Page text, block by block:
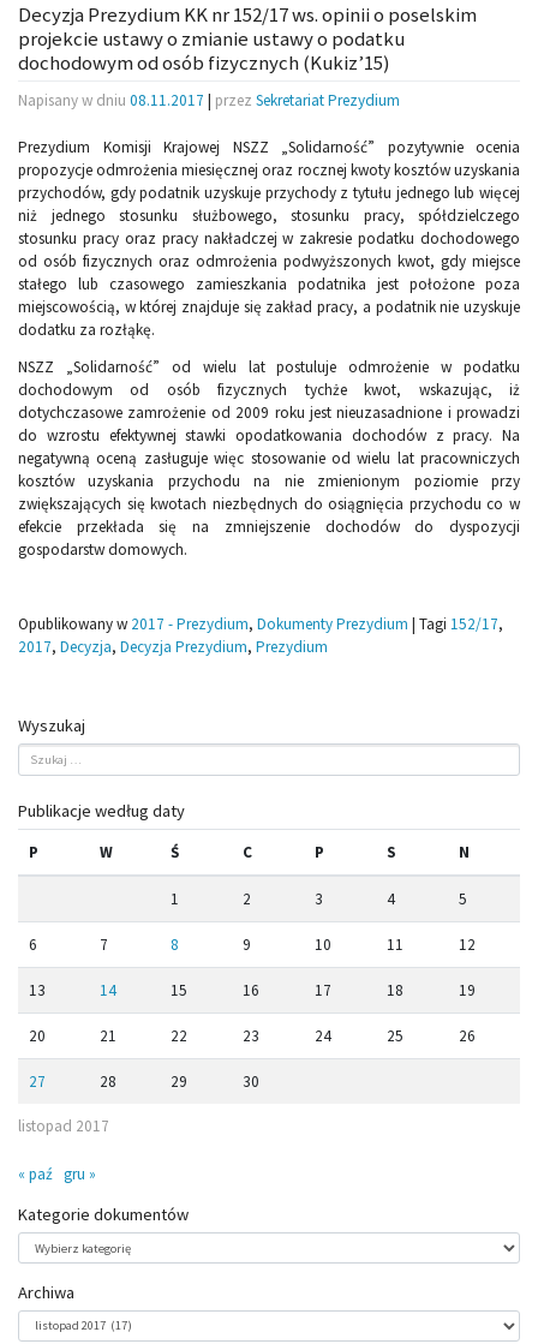
Decyzja Prezydium KK nr 152/17 ws. opinii o poselskim
projekcie ustawy o zmianie ustawy o podatku
dochodowym od osób fizycznych (Kukiz’15)
Napisany w dniu 08.11.2017 | przez Sekretariat Prezydium
Prezydium Komisji Krajowej NSZZ „Solidarność” pozytywnie ocenia
propozycje odmrożenia miesięcznej oraz rocznej kwoty kosztów uzyskania
przychodów, gdy podatnik uzyskuje przychody z tytułu jednego lub więcej
niż jednego stosunku służbowego, stosunku pracy, spółdzielczego
stosunku pracy oraz pracy nakładczej w zakresie podatku dochodowego
od osób fizycznych oraz odmrożenia podwyższonych kwot, gdy miejsce
stałego lub czasowego zamieszkania podatnika jest położone poza
miejscowością, w której znajduje się zakład pracy, a podatnik nie uzyskuje
dodatku za rozłąkę.
NSZZ „Solidarność” od wielu lat postuluje odmrożenie w podatku
dochodowym od osób fizycznych tychże kwot, wskazując, iż
dotychczasowe zamrożenie od 2009 roku jest nieuzasadnione i prowadzi
do wzrostu efektywnej stawki opodatkowania dochodów z pracy. Na
negatywną oceną zasługuje więc stosowanie od wielu lat pracowniczych
kosztów uzyskania przychodu na nie zmienionym poziomie przy
zwiększających się kwotach niezbędnych do osiągnięcia przychodu co w
efekcie przekłada się na zmniejszenie dochodów do dyspozycji
gospodarstw domowych.
Opublikowany w 2017 - Prezydium, Dokumenty Prezydium | Tagi 152/17,
2017, Decyzja, Decyzja Prezydium, Prezydium
Wyszukaj
Publikacje według daty
listopad 2017
P W Ś C P S N
1 2 3 4 5
6 7 8 9 10 11 12
13 14 15 16 17 18 19
20 21 22 23 24 25 26
27 28 29 30
« paź gru »
Kategorie dokumentów
dokumentów
Archiwa
Archiwa